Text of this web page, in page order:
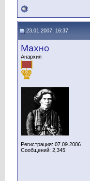
23.01.2007, 16:37
Махно
Анархия
Регистрация: 07.09.2006
Сообщений: 2,345